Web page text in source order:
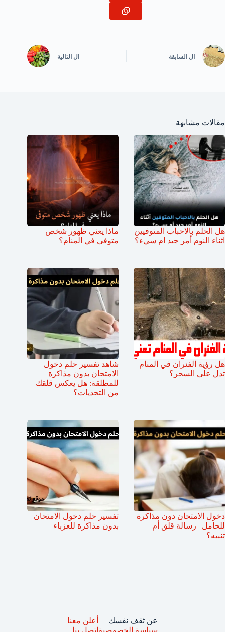
ال السابقة ال التالية
مقالات مشابهة
هل الحلم بالاحباب المتوفيين
اثناء النوم أمر جيد ام سيء؟
ماذا يعني ظهور شخص
متوفى في المنام؟
هل رؤية الفئران في المنام
تدل على السحر؟
شاهد تفسير حلم دخول
الامتحان بدون مذاكرة
للمطلقة: هل يعكس قلقك
من التحديات؟
دخول الامتحان دون مذاكرة
للحامل | رسالة قلق أم
تنبيه؟
تفسير حلم دخول الامتحان
بدون مذاكرة للعزباء
عن ثقف نفسك
سياسة الخصوصية
أعلن معنا
اتصل بنا